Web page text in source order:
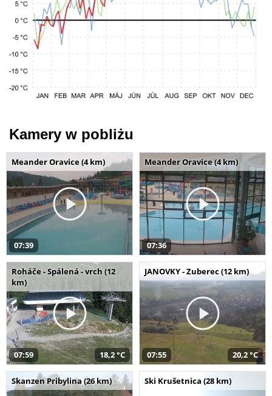
Kamery w pobliżu
Meander Oravice (4 km)
07:39
Meander Oravice (4 km)
07:36
Roháče - Spálená - vrch (12
km)
07:59 18,2 °C
JANOVKY - Zuberec (12 km)
07:55 20,2 °C
Skanzen Pribylina (26 km) Ski Krušetnica (28 km)